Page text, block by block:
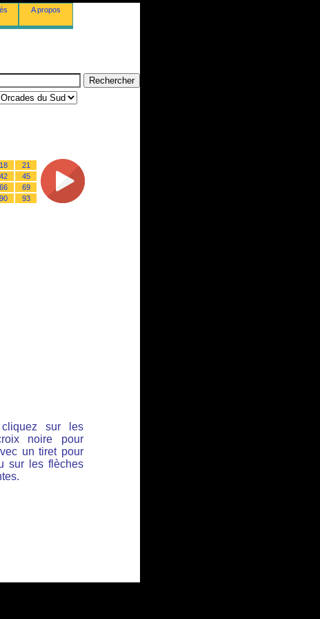
A propos
18
21
42
45
66
69
90 93
sur les
noire pour
un tiret pour
sur les flèches